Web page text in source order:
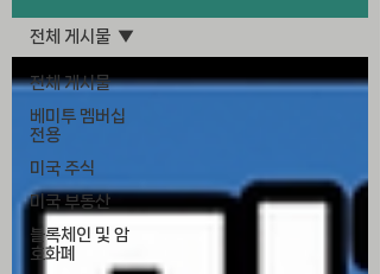
전체 게시물
베미투 멤버십
전용
미국 주식
미국 부동산
블록체인 및 암
호화폐
전체 게시물